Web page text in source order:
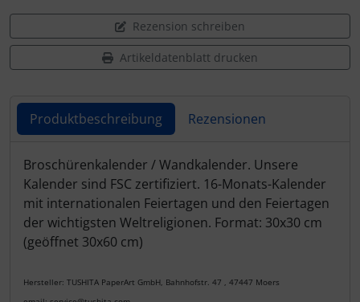
Rezension schreiben
Artikeldatenblatt drucken
Produktbeschreibung Rezensionen
Produktbeschreibung
Broschürenkalender / Wandkalender. Unsere
Kalender sind FSC zertifiziert. 16-Monats-Kalender
mit internationalen Feiertagen und den Feiertagen
der wichtigsten Weltreligionen. Format: 30x30 cm
(geöffnet 30x60 cm)
Hersteller: TUSHITA PaperArt GmbH, Bahnhofstr. 47 , 47447 Moers